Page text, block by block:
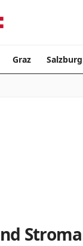
Graz Salzburg